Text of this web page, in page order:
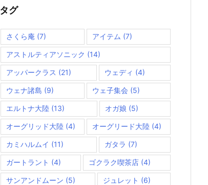
ー
タグ
さくら庵 (7) アイテム (7)
アストルティアソニック (14)
アッパークラス (21) ウェディ (4)
ウェナ諸島 (9) ウェ子集会 (5)
エルトナ大陸 (13) オガ娘 (5)
オーグリッド大陸 (4) オーグリード大陸 (4)
カミハルムイ (11) ガタラ (7)
ガートラント (4) ゴクラク喫茶店 (4)
サンアンドムーン (5) ジュレット (6)